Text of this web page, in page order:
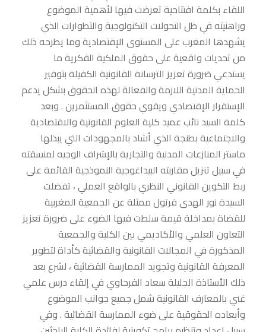
اللقاء بكلمة افتتاحية تعرضت فيها لأهمية الموضوع
وراهنيته في ظل التحولات التكنولوجية والتطوارات الذي
يشهدها المغرب على المستوى الإقتصادية وما يطرحه ذلك
من تحديات واقعية على حقوق الملكية الفكرية ما
يستدعي ضرورة تعزيز الترسانة القانونية الكفيلة بتوفير
الحماية المدنية اللازمة والفعالة لهذه الحقوق بشكل يدعم
الإستقرار الإقتصادي ويقوي حقوق المستثمرين . وبعد
كلمة السيد نائب عميد كلية العلوم القانونية والاقتصادية
والاجتماعية بطنجة الذي أشاد بالمجهودات التي يبذلها
ماستر المنازعات المدنية والتجارية بالإشراف الوجيه لمنسقته
في سبيل تنزيل مقاربته البيداغوجية النموذجية القائمة على
ربط التكوين القانوني النظري بالواقع العملي ، تفضلت
السيدة نور الهدى فرتول ممثلة عن الجمعية المغربية
للقضاة بمداخلة قيمة سلطت فيها الضوء على ضرورة تعزيز
التعاون العلمي والأكاديمي بين الكلية والجمعية
المذكورة في المجالات القانونية والقضائية كأداة لتطوير
المعرفة القانونية وتجويد الممارسة القضائية ، لشرع بعد
ذلك الأستاذة الجليلة سعاد الفرحاوي في إلقاء درس علمي
غني بالمعارف القانونية شمل جميع جوانب الموضوع
وأبعاده الحقوقية على ضوء الممارسة القضائية . وفي